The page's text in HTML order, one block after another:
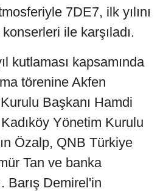
7DE7, ilk yılını
ile karşıladı.
kutlaması kapsamında
törenine Akfen
Başkanı Hamdi
Yönetim Kurulu
Özalp, QNB Türkiye
Tan ve banka
Barış Demirel'in